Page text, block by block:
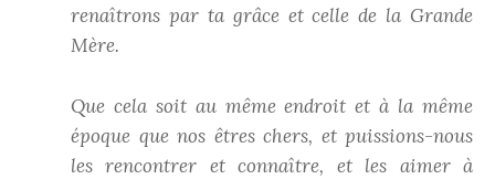
renaîtrons par ta grâce et celle de la Grande
Mère.
Que cela soit au même endroit et à la même
époque que nos êtres chers, et puissions-nous
les rencontrer et connaître, et les aimer à